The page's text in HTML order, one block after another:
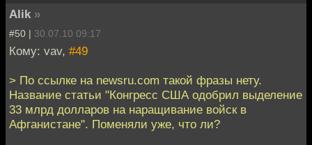
Alik »
#50 | 30.07.10 09:17
Кому: vav, #49
> По ссылке на newsru.com такой фразы нету.
Название статьи "Конгресс США одобрил выделение
33 млрд долларов на наращивание войск в
Афганистане". Поменяли уже, что ли?